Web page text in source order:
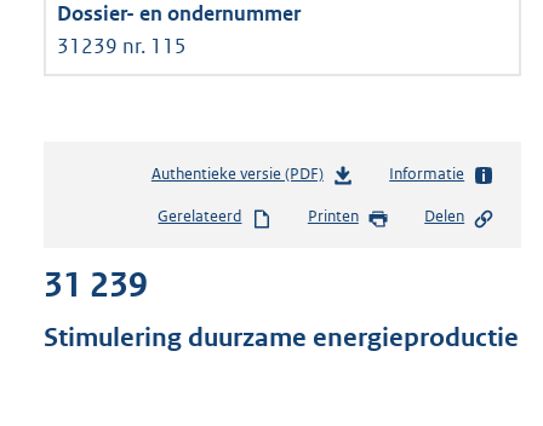
31239 nr. 115
Authentieke versie (PDF)b
s
s
Informatie
Gerelateerd Printen Delen
31 239
Stimulering duurzame energieproductie